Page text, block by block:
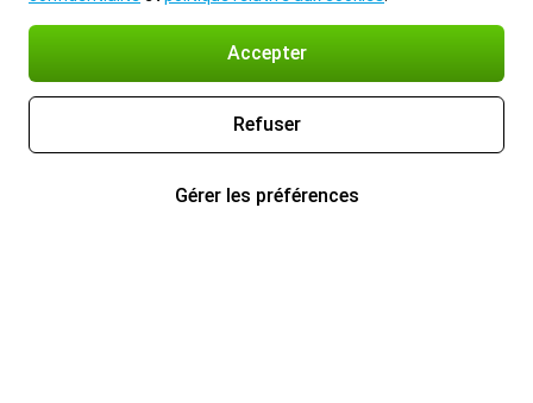
Accepter
Refuser
Gérer les préférences